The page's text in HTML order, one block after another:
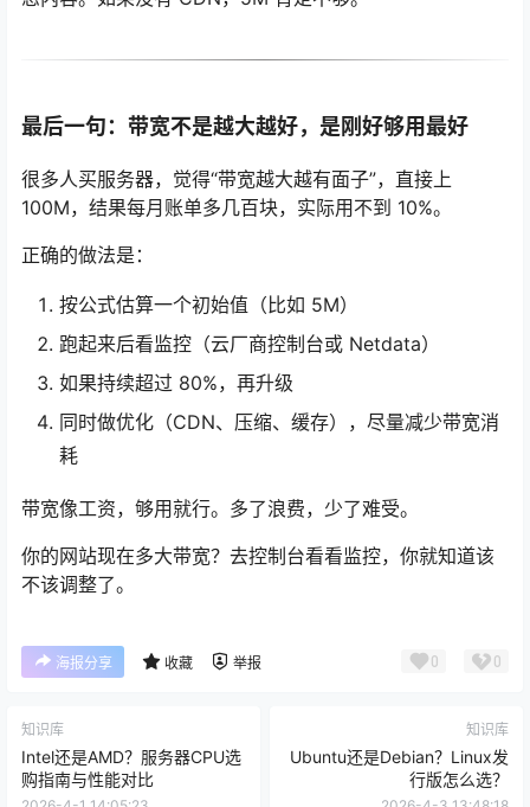
最后一句：带宽不是越大越好，是刚好够用最好
很多人买服务器，觉得“带宽越大越有面子”，直接上
100M，结果每月账单多几百块，实际用不到 10%。
正确的做法是：
按公式估算一个初始值（比如 5M）
跑起来后看监控（云厂商控制台或 Netdata）
如果持续超过 80%，再升级
同时做优化（CDN、压缩、缓存），尽量减少带宽消
耗
带宽像工资，够用就行。多了浪费，少了难受。
你的网站现在多大带宽？去控制台看看监控，你就知道该
不该调整了。
海报分享 收藏 举报 0 0
知识库
Intel还是AMD？服务器CPU选
购指南与性能对比
知识库
Ubuntu还是Debian？Linux发
行版怎么选？